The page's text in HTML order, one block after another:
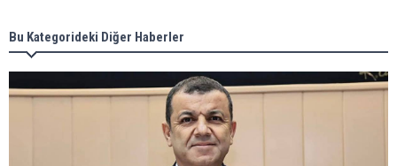
Bu Kategorideki Diğer Haberler